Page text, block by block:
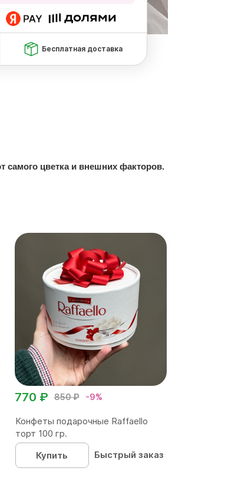
Бесплатная доставка
самого цветка и внешних факторов.
850 ₽ -9%
770 ₽
Конфеты подарочные Raffaello
торт 100 гр.
Купить
Быстрый заказ